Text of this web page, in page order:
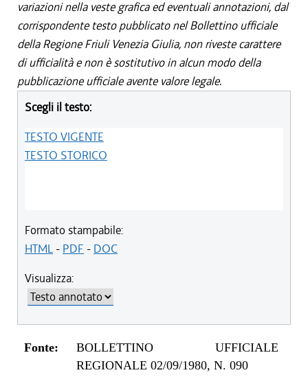
variazioni nella veste grafica ed eventuali annotazioni, dal
corrispondente testo pubblicato nel Bollettino ufficiale
della Regione Friuli Venezia Giulia, non riveste carattere
di ufficialità e non è sostitutivo in alcun modo della
pubblicazione ufficiale avente valore legale.
Scegli il testo:
TESTO VIGENTE
TESTO STORICO
Formato stampabile:
HTML- PDF - DOC
Visualizza:
Fonte:
BOLLETTINO UFFICIALE
REGIONALE 02/09/1980, N. 090